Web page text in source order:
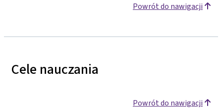
Powrót do nawigacji
Cele nauczania
Powrót do nawigacji